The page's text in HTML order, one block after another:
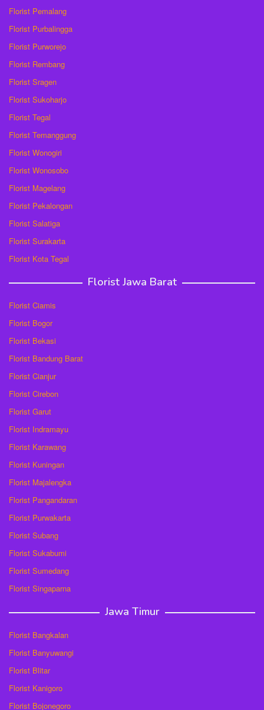
Florist Pemalang
Florist Purbalingga
Florist Purworejo
Florist Rembang
Florist Sragen
Florist Sukoharjo
Florist Tegal
Florist Temanggung
Florist Wonogiri
Florist Wonosobo
Florist Magelang
Florist Pekalongan
Florist Salatiga
Florist Surakarta
Florist Kota Tegal
Florist Jawa Barat
Florist Ciamis
Florist Bogor
Florist Bekasi
Florist Bandung Barat
Florist Cianjur
Florist Cirebon
Florist Garut
Florist Indramayu
Florist Karawang
Florist Kuningan
Florist Majalengka
Florist Pangandaran
Florist Purwakarta
Florist Subang
Florist Sukabumi
Florist Sumedang
Florist Singaparna
Jawa Timur
Florist Bangkalan
Florist Banyuwangi
Florist Blitar
Florist Kanigoro
Florist Bojonegoro